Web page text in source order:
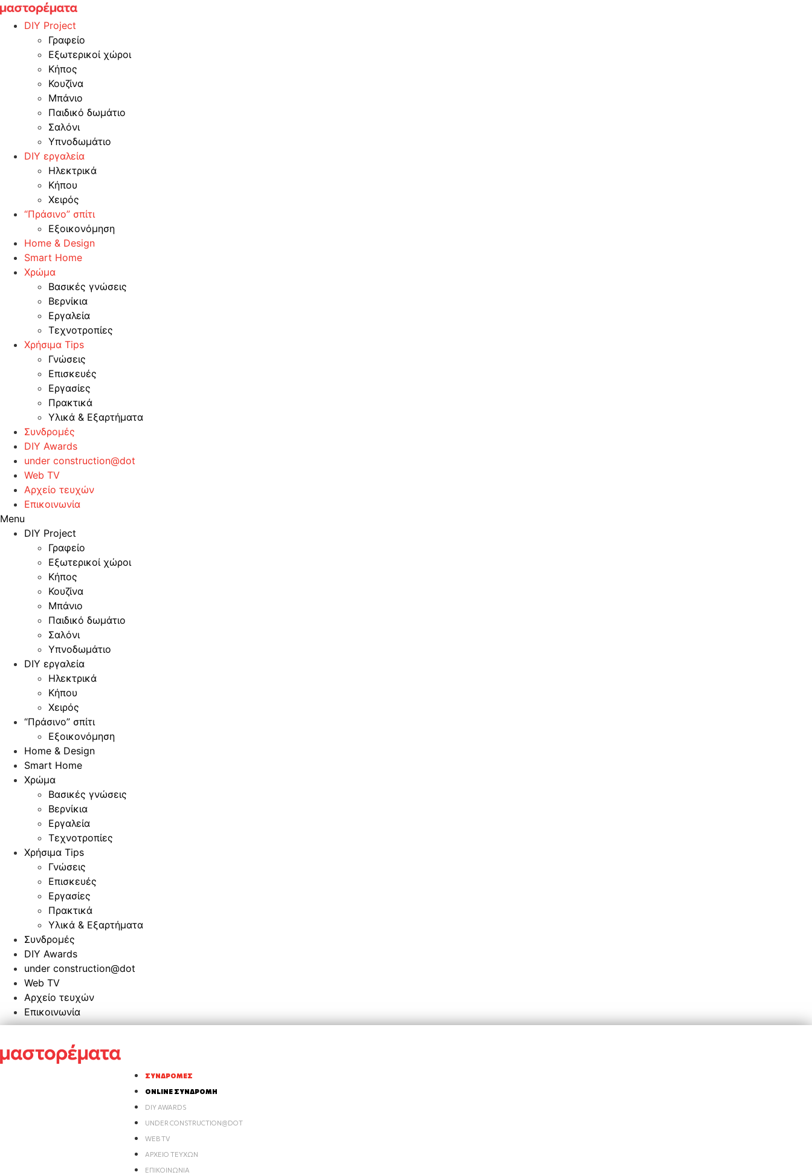
Skip
DIY Project
Γραφείο
Εξωτερικοί χώροι
Κήπος
Κουζίνα
Μπάνιο
Παιδικό δωμάτιο
Σαλόνι
Υπνοδωμάτιο
DIY εργαλεία
Ηλεκτρικά
Κήπου
Χειρός
“Πράσινο” σπίτι
Εξοικονόμηση
Home & Design
Smart Home
Χρώμα
Βασικές γνώσεις
Βερνίκια
Εργαλεία
Τεχνοτροπίες
Χρήσιμα Tips
Γνώσεις
Επισκευές
Εργασίες
Πρακτικά
Υλικά & Εξαρτήματα
Συνδρομές
DIY Awards
under construction@dot
Web TV
Αρχείο τευχών
Επικοινωνία
Menu
DIY Project
Γραφείο
Εξωτερικοί χώροι
Κήπος
Κουζίνα
Μπάνιο
Παιδικό δωμάτιο
Σαλόνι
Υπνοδωμάτιο
DIY εργαλεία
Ηλεκτρικά
Κήπου
Χειρός
“Πράσινο” σπίτι
Εξοικονόμηση
Home & Design
Smart Home
Χρώμα
Βασικές γνώσεις
Βερνίκια
Εργαλεία
Τεχνοτροπίες
Χρήσιμα Tips
Γνώσεις
Επισκευές
Εργασίες
Πρακτικά
Υλικά & Εξαρτήματα
Συνδρομές
DIY Awards
under construction@dot
Web TV
Αρχείο τευχών
Επικοινωνία
ΣΥΝΔΡΟΜΈΣ
ONLINE ΣΥΝΔΡΟΜΉ
DIY AWARDS
UNDER CONSTRUCTION@DOT
WEB TV
ΑΡΧΕΊΟ ΤΕΥΧΏΝ
ΕΠΙΚΟΙΝΩΝΊΑ